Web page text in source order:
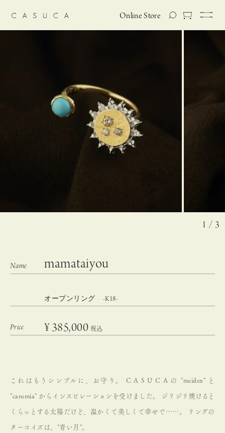
Online Store
1 / 3
mamataiyou
オープンリング -K18-
¥385,000 税込
これはもうシンプルに、お守り。 C A S U C A の "meiden" と
"carumia" からインスピレーションを受けました。 ジリジリ焼けると
くらっとする太陽だけど、温かくて美しくて幸せで……。 リングの
ターコイズは、"青い月"。